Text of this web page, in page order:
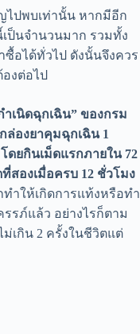
ไปพบเท่านั้น หากมีอีก
ป็นจำนวนมาก รวมทั้ง
ซื้อได้ทั่วไป ดังนั้นจึงควร
งต่อไป
ำเนิดฉุกเฉิน” ของกรม
ล่องยาคุมฉุกเฉิน 1
ดยกินเม็ดแรกภายใน 72
สองเมื่อครบ 12 ชั่วโมง
ำให้เกิดการแท้งหรือทำ
รภ์แล้ว อย่างไรก็ตาม
ม่เกิน 2 ครั้งในชีวิตแต่